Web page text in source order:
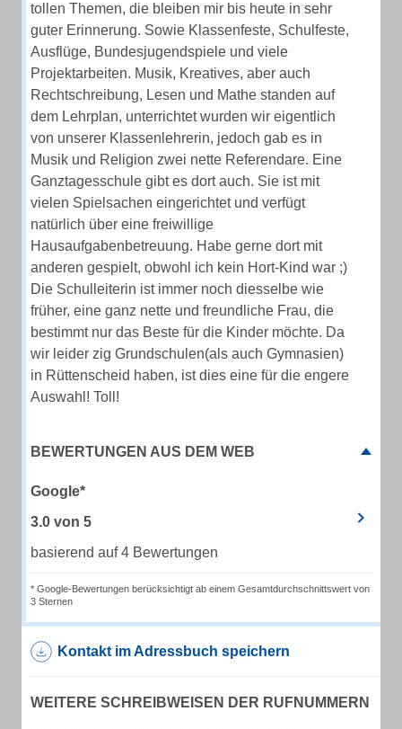
tollen Themen, die bleiben mir bis heute in sehr
guter Erinnerung. Sowie Klassenfeste, Schulfeste,
Ausflüge, Bundesjugendspiele und viele
Projektarbeiten. Musik, Kreatives, aber auch
Rechtschreibung, Lesen und Mathe standen auf
dem Lehrplan, unterrichtet wurden wir eigentlich
von unserer Klassenlehrerin, jedoch gab es in
Musik und Religion zwei nette Referendare. Eine
Ganztagesschule gibt es dort auch. Sie ist mit
vielen Spielsachen eingerichtet und verfügt
natürlich über eine freiwillige
Hausaufgabenbetreuung. Habe gerne dort mit
anderen gespielt, obwohl ich kein Hort-Kind war ;)
Die Schulleiterin ist immer noch diesselbe wie
früher, eine ganz nette und freundliche Frau, die
bestimmt nur das Beste für die Kinder möchte. Da
wir leider zig Grundschulen(als auch Gymnasien)
in Rüttenscheid haben, ist dies eine für die engere
Auswahl! Toll!
BEWERTUNGEN AUS DEM WEB
Google*
3.0 von 5
basierend auf 4 Bewertungen
* Google-Bewertungen berücksichtigt ab einem Gesamtdurchschnittswert von
3 Sternen
Kontakt im Adressbuch speichern
WEITERE SCHREIBWEISEN DER RUFNUMMERN